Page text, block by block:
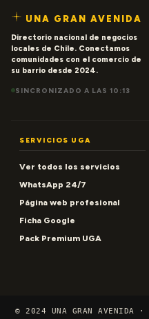
UNA GRAN AVENIDA
Directorio nacional de negocios
locales de Chile. Conectamos
comunidades con el comercio de
su barrio desde 2024.
SINCRONIZADO A LAS 10:13
SERVICIOS UGA
Ver todos los servicios
WhatsApp 24/7
Página web profesional
Ficha Google
Pack Premium UGA
© 2024 UNA GRAN AVENIDA ·